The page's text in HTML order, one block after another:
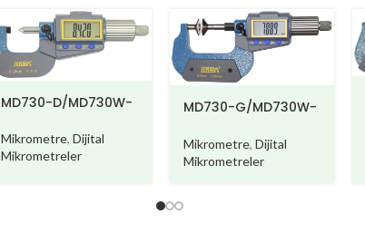
MD730-D/MD730W-
Mikrometre,Dijital
Mikrometreler
MD730-G/MD730W-
Mikrometre, Dijital
Mikrometreler